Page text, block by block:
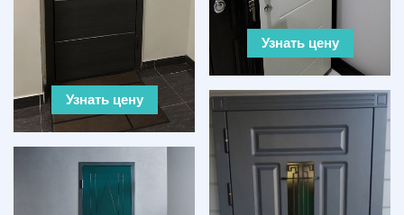
Узнать цену
Узнать цену